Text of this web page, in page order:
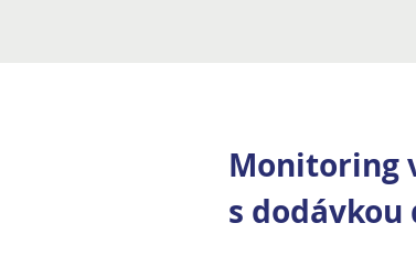
Monitoring
s dodávkou